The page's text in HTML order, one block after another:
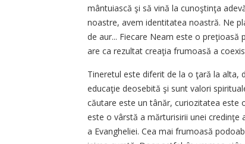
mântuiască şi să vină la cunoştinţa
noastre, avem identitatea noastră. Ne
de aur... Fiecare Neam este o
are ca rezultat creaţia frumoasă a
Tineretul este diferit de la o ţară la alta,
educaţie deosebită şi sunt valori
căutare este un tânăr, curiozitatea este
este o vârstă a mărturisirii unei credinţe
a Evangheliei. Cea mai frumoasă